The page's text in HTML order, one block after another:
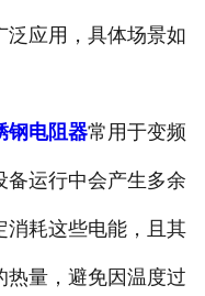
公司风采
联系我们
泛应用，具体场景如
钢电阻器常用于变频
备运行中会产生多余
消耗这些电能，且其
热量，避免因温度过